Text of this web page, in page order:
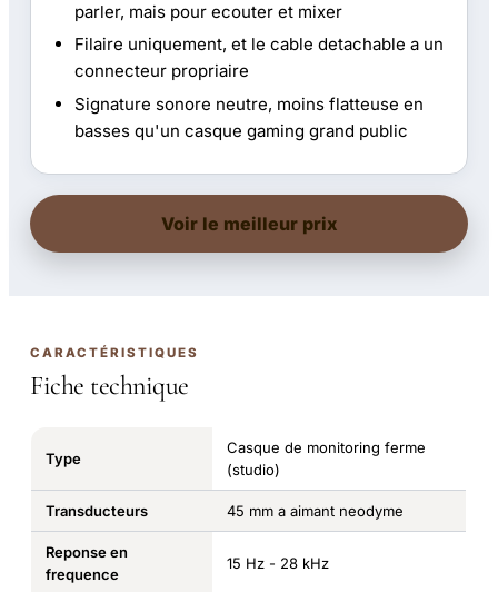
parler, mais pour ecouter et mixer
Filaire uniquement, et le cable detachable a un
connecteur propriaire
Signature sonore neutre, moins flatteuse en
basses qu'un casque gaming grand public
Voir le meilleur prix
CARACTÉRISTIQUES
Fiche technique
Type
Casque de monitoring ferme
(studio)
Transducteurs 45 mm a aimant neodyme
Reponse en
frequence
15 Hz - 28 kHz